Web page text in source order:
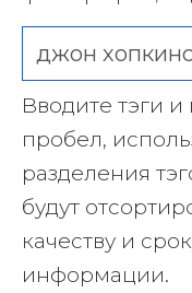
Вводите тэги
пробел,
разделения
будут
качеству и
информации.